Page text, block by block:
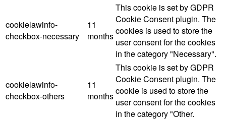
cookielawinfo-
checkbox-necessary
11
months
This cookie is set by GDPR
Cookie Consent plugin. The
cookies is used to store the
user consent for the cookies
in the category "Necessary".
cookielawinfo-
checkbox-others
11
months
This cookie is set by GDPR
Cookie Consent plugin. The
cookie is used to store the
user consent for the cookies
in the category "Other.